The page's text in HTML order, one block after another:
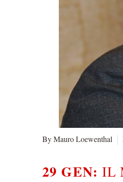
By Mauro Loewenthal
29 GEN:IL